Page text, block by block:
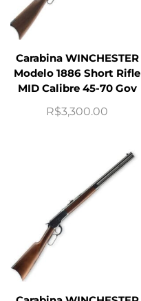
Carabina WINCHESTER
Modelo 1886 Short Rifle
MID Calibre 45-70 Gov
R$3,300.00